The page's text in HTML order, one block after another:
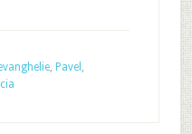
, Pavel ,